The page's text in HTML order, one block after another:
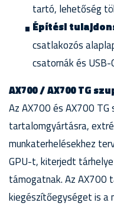
tartó, lehetőség
Építési
csatlakozós
csatornák és USB-
AX700 / AX700 TG
Az AX700 és AX700
tartalomgyártásra,
munkaterhelésekhez
GPU-t, kiterjedt
támogatnak. Az AX700
kiegészítőegységet is a